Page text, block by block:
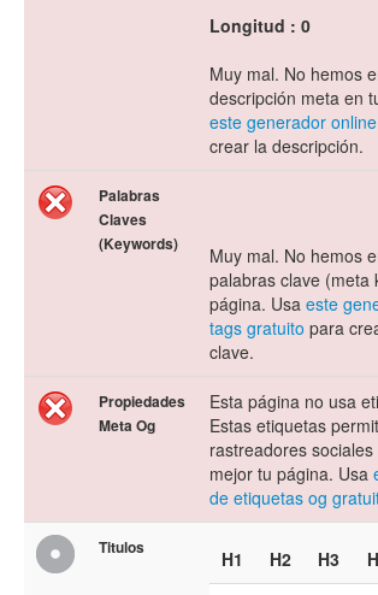
Longitud : 0
Muy mal. No hemos
descripción meta en
este generador
crear la descripción.
Palabras
Claves
(Keywords)
Muy mal. No hemos
palabras clave (meta
página. Usa este
tags gratuito para
clave.
Propiedades
Meta Og
Esta página no usa
Estas etiquetas
rastreadores
mejor tu página. Usa
de etiquetas og
Titulos H1 H2 H3